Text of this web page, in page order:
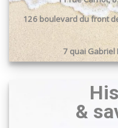
126 boulevard du front
7 quai Gabriel
&